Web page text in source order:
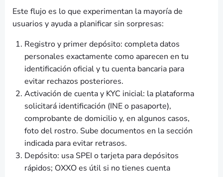
Este flujo es lo que experimentan la mayoría de
usuarios y ayuda a planificar sin sorpresas:
Registro y primer depósito: completa datos
personales exactamente como aparecen en tu
identificación oficial y tu cuenta bancaria para
evitar rechazos posteriores.
Activación de cuenta y KYC inicial: la plataforma
solicitará identificación (INE o pasaporte),
comprobante de domicilio y, en algunos casos,
foto del rostro. Sube documentos en la sección
indicada para evitar retrasos.
Depósito: usa SPEI o tarjeta para depósitos
rápidos; OXXO es útil si no tienes cuenta